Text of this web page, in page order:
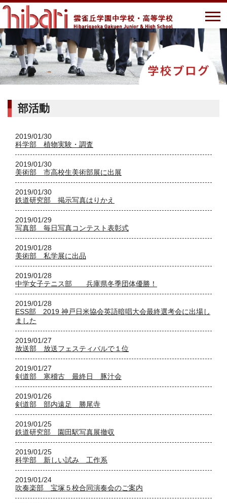
部活動
2019/01/30
科学部 植物実験・調査
2019/01/30
美術部 市高校生美術部展に出展
2019/01/30
鉄道研究部 掲示写真はりかえ
2019/01/29
写真部 毎日写真コンテスト表彰式
2019/01/28
美術部 私学展に出品
2019/01/28
中学女子テニス部 兵庫県冬季団体優勝！
2019/01/28
ESS部 2019 神戸日米協会英語暗唱大会最終選考会に出場し
ました
2019/01/27
放送部 放送フェスティバルで１位
2019/01/27
剣道部 寒稽古 最終日 豚汁会
2019/01/26
剣道部 部内遠足 勝尾寺
2019/01/25
鉄道研究部 園田駅写真展撤収
2019/01/25
科学部 新しい試み 工作系
2019/01/24
吹奏楽部 宝塚５校合同演奏会のご案内